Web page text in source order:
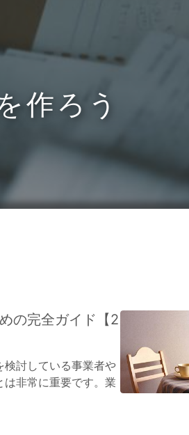
作ろう
の完全ガイド【2
検討している事業者や
非常に重要です。業